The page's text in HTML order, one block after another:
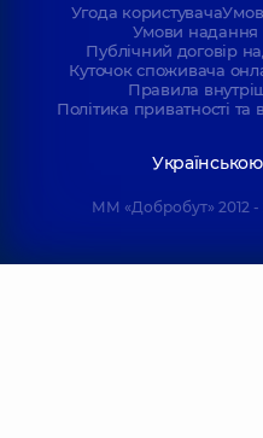
Угода користувача
Умови надання
Публічний договір
Куточок споживача
Правила
Політика приватності
ММ «Добробут» 2012 -